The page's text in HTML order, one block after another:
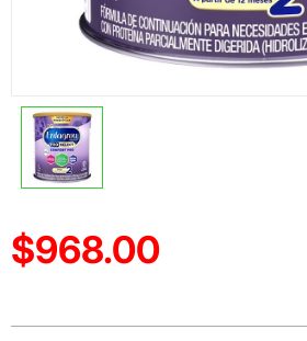
Precio reducido de
$968.00